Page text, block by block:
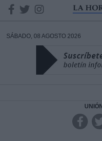
SÁBADO, 08 AGOSTO 2026
DATOS
Responsable: